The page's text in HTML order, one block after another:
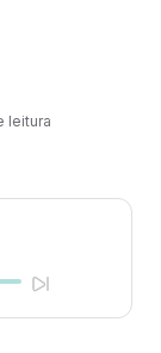
leitura